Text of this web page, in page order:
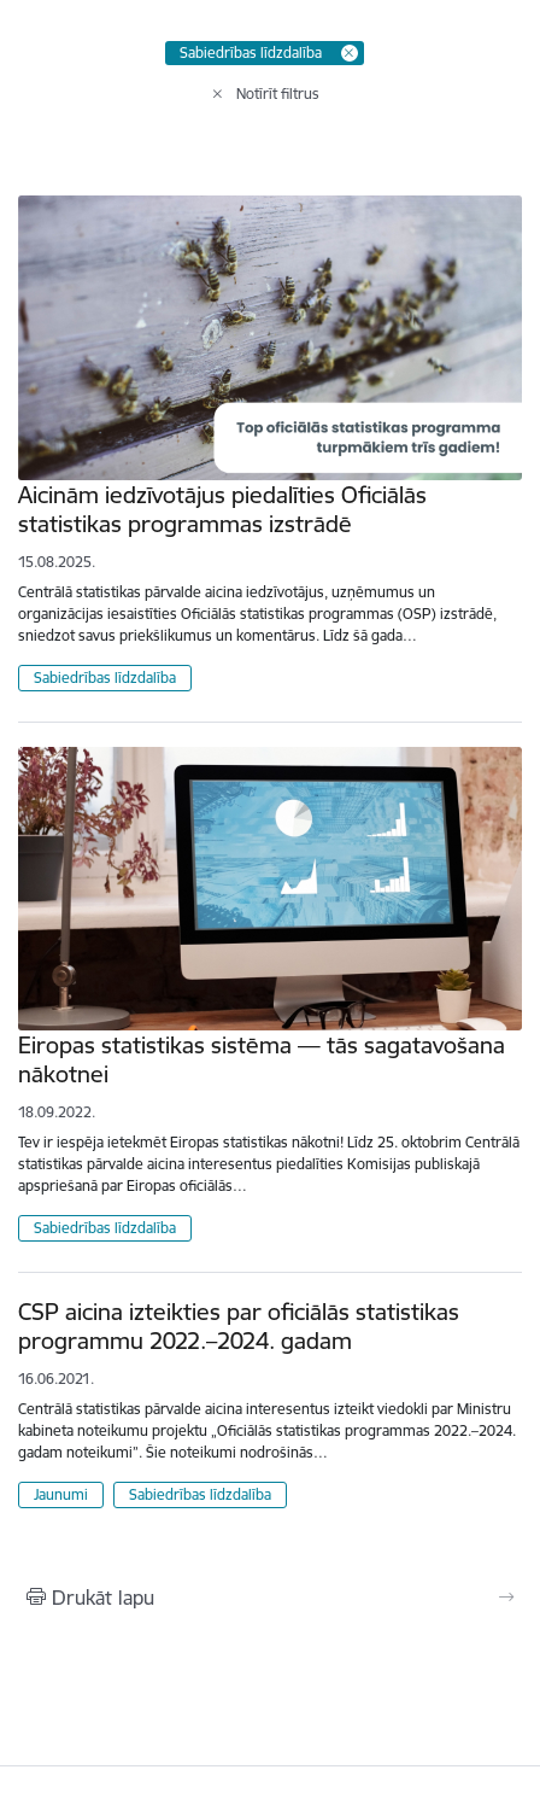
Sabiedrības līdzdalība
Notīrīt filtrus
Aicinām iedzīvotājus piedalīties Oficiālās
statistikas programmas izstrādē
15.08.2025.
Centrālā statistikas pārvalde aicina iedzīvotājus, uzņēmumus un
organizācijas iesaistīties Oficiālās statistikas programmas (OSP) izstrādē,
sniedzot savus priekšlikumus un komentārus. Līdz šā gada…
Sabiedrības līdzdalība
Eiropas statistikas sistēma — tās sagatavošana
nākotnei
18.09.2022.
Tev ir iespēja ietekmēt Eiropas statistikas nākotni! Līdz 25. oktobrim Centrālā
statistikas pārvalde aicina interesentus piedalīties Komisijas publiskajā
apspriešanā par Eiropas oficiālās…
Sabiedrības līdzdalība
CSP aicina izteikties par oficiālās statistikas
programmu 2022.–2024. gadam
16.06.2021.
Centrālā statistikas pārvalde aicina interesentus izteikt viedokli par Ministru
kabineta noteikumu projektu „Oficiālās statistikas programmas 2022.–2024.
gadam noteikumi”. Šie noteikumi nodrošinās…
Jaunumi Sabiedrības līdzdalība
Drukāt lapu